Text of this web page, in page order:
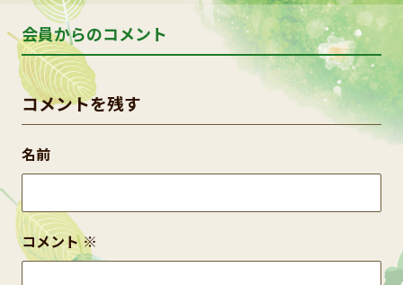
会員からのコメント
コメントを残す
コメント※
名前